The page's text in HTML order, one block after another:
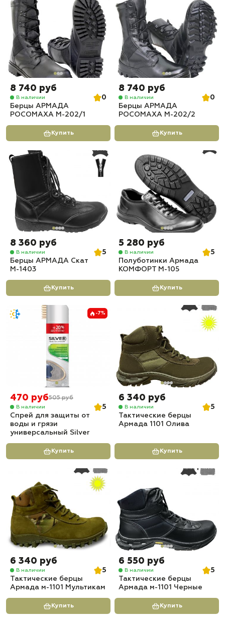
8 740 руб
В наличии
0
Берцы АРМАДА
РОСОМАХА М-202/1
Купить
8 740 руб
В наличии
0
Берцы АРМАДА
РОСОМАХА М-202/2
Купить
8 360 руб
В наличии
5
Берцы АРМАДА Скат
М-1403
Купить
5 280 руб
В наличии
5
Полуботинки Армада
КОМФОРТ М-105
Купить
-7%
470 руб505 руб
В наличии
5
Спрей для защиты от
воды и грязи
универсальный Silver
Купить
6 340 руб
В наличии
5
Тактические берцы
Армада 1101 Олива
Купить
6 340 руб
В наличии
5
Тактические берцы
Армада м-1101 Мультикам
Купить
6 550 руб
В наличии
5
Тактические берцы
Армада м-1101 Черные
Купить